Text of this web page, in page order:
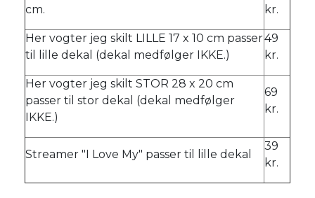
cm.
kr.
Her vogter jeg skilt LILLE 17 x 10 cm passer
til lille dekal (dekal medfølger IKKE.)
49
kr.
Her vogter jeg skilt STOR 28 x 20 cm
passer til stor dekal (dekal medfølger
IKKE.)
69
kr.
Streamer "I Love My" passer til lille dekal
39
kr.